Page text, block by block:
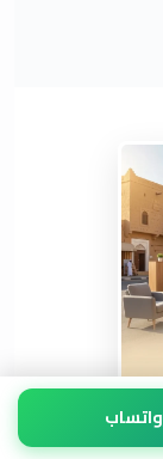
واتساب